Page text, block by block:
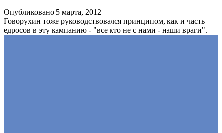
Опубликовано 5 марта, 2012
Говорухин тоже руководствовался принципом, как и часть
едросов в эту кампанию - "все кто не с нами - наши враги".